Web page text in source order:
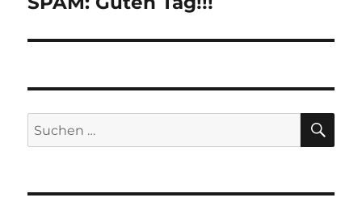
Suchen
nach: